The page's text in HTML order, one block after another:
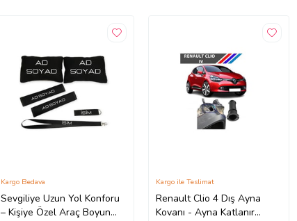
Sevgiliye Uzun Yol Konforu
– Kişiye Özel Araç Boyun
Kargo Bedava
Renault Clio 4 Dış Ayna
Kovanı - Ayna Katlanır
Kargo ile Teslimat